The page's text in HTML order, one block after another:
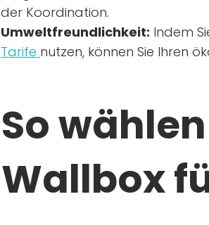
der Koordination.
Umweltfreundlichkeit: Indem
Tarife nutzen, können Sie Ihren
So
Wallbox